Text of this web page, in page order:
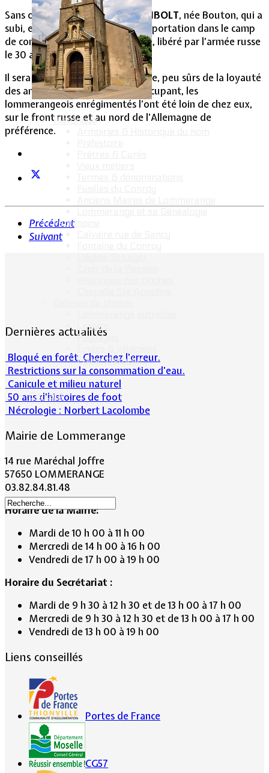
Historique
Patrimoine
Lavoirs
Paysages
Église, chapelle...
Contact
Sans oublierMarie-Thérèse REINBOLT, née Bouton, qui a
subi, elle aussi, les affres de la déportation dans le camp
de concentration de Ravensbruck, libéré par l’armée russe
le 30 avril 1945.
Il sera aisé de remarquer aussi que, peu sûrs de la loyauté
des annexés à l’égard du pays occupant, les
lommerangeois enrégimentés l’ont été loin de chez eux,
sur le front russe et au nord de l’Allemagne de
préférence.
Précédent
Suivant
Dernières actualités
Bloqué en forêt. Cherchez l’erreur.
Restrictions sur la consommation d'eau.
Canicule et milieu naturel
50 ans d’histoires de foot
Nécrologie : Norbert Lacolombe
Mairie de Lommerange
14 rue Maréchal Joffre
57650 LOMMERANGE
03.82.84.81.48
Horaire de la Mairie:
Mardi de 10 h 00 à 11 h 00
Mercredi de 14 h 00 à 16 h 00
Vendredi de 17 h 00 à 19 h 00
Horaire du Secrétariat :
Mardi de 9 h 30 à 12 h 30 et de 13 h 00 à 17 h 00
Mercredi de 9 h 30 à 12 h 30 et de 13 h 00 à 17 h 00
Vendredi de 13 h 00 à 19 h 00
Liens conseillés
Portes de France
CG57